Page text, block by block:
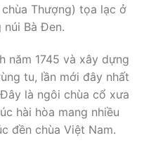
Thượng) tọa lạc ở
Bà Đen.
năm 1745 và xây dựng
tu, lần mới đây nhất
là ngôi chùa cổ xưa
hài hòa mang nhiều
đền chùa Việt Nam.